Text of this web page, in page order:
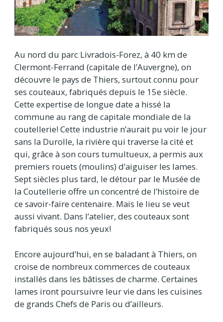
Au nord du parc Livradois-Forez, à 40 km de
Clermont-Ferrand (capitale de l’Auvergne), on
découvre le pays de Thiers, surtout connu pour
ses couteaux, fabriqués depuis le 15e siècle.
Cette expertise de longue date a hissé la
commune au rang de capitale mondiale de la
coutellerie! Cette industrie n’aurait pu voir le jour
sans la Durolle, la rivière qui traverse la cité et
qui, grâce à son cours tumultueux, a permis aux
premiers rouets (moulins) d’aiguiser les lames.
Sept siècles plus tard, le détour par le Musée de
la Coutellerie offre un concentré de l’histoire de
ce savoir-faire centenaire. Mais le lieu se veut
aussi vivant. Dans l’atelier, des couteaux sont
fabriqués sous nos yeux!
Encore aujourd’hui, en se baladant à Thiers, on
croise de nombreux commerces de couteaux
installés dans les bâtisses de charme. Certaines
lames iront poursuivre leur vie dans les cuisines
de grands Chefs de Paris ou d’ailleurs.